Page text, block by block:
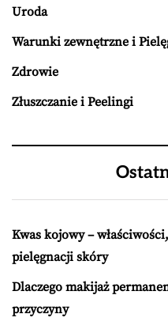
Uroda
Warunki zewnętrzne i
Zdrowie
Złuszczanie i Peelingi
Kwas kojowy –
pielęgnacji skóry
Dlaczego makijaż
przyczyny